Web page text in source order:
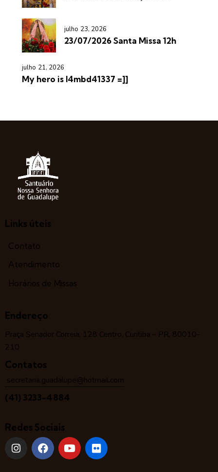
julho 23, 2026
23/07/2026 Santa Missa 12h
julho 21, 2026
My hero is l4mbd41337 =]]
Links úteis
Contato
Atendimento
Horários de Missas
Endereço
Praça Senador Correia, 128 Centro, Curitiba – PR, 80010-
210
Contatos
secretaria.guadalupe@hotmail.com
(41) 3233-4884
Redes Sociais